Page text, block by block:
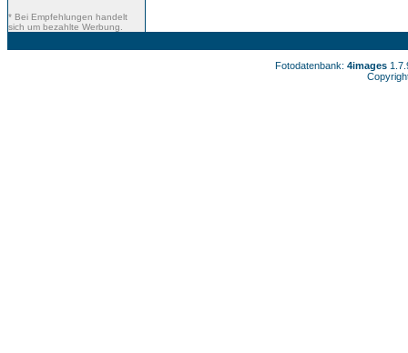
* Bei Empfehlungen handelt
sich um bezahlte Werbung.
Fotodatenbank: 4images